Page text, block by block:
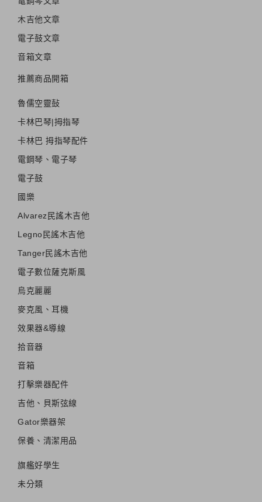
木吉他文章
電子鼓文章
音箱文章
推薦商品開箱
魯儒空靈鼔
卡林巴琴|拇指琴
卡林巴 拇指琴配件
電鋼琴、電子琴
電子鼓
國樂
Alvarez民謠木吉他
Legno民謠木吉他
Tanger民謠木吉他
電子數位薩克斯風
烏克麗麗
麥克風、耳機
效果器&導線
拾音器
音箱
打擊樂器配件
吉他、貝斯弦線
Gator樂器架
保養、清潔用品
旗艦好學生
未分類